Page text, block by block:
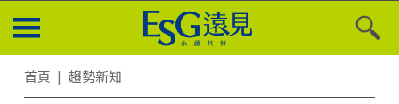
首頁 趨勢新知